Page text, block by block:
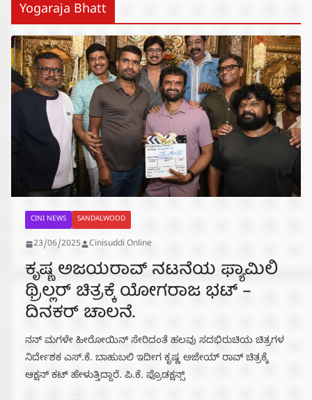
Yogaraja Bhatt
CINI NEWS SANDALWOOD
23/06/2025 Cinisuddi Online
ಕೃಷ್ಣ ಅಜಯರಾವ್ ನಟನೆಯ ಫ್ಯಾಮಿಲಿ
ಥ್ರಿಲ್ಲರ್ ಚಿತ್ರಕ್ಕೆ ಯೋಗರಾಜ ಭಟ್ –
ದಿನಕರ್ ಚಾಲನೆ.
ನನ್ ಮಗಳೇ ಹೀರೋಯಿನ್ ಸೇರಿದಂತೆ ಹಲವು ಸದಭಿರುಚಿಯ ಚಿತ್ರಗಳ
ನಿರ್ದೇಶಕ ಎಸ್.ಕೆ. ಬಾಹುಬಲಿ ಇದೀಗ ಕೃಷ್ಣ ಅಜೇಯ್ ರಾವ್ ಚಿತ್ರಕ್ಕೆ
ಆಕ್ಷನ್ ಕಟ್ ಹೇಳುತ್ತಿದ್ದಾರೆ. ಪಿ.ಕೆ. ಪ್ರೊಡಕ್ಷನ್ಸ್